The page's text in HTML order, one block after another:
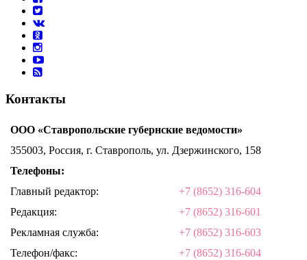
Контакты
ООО «Ставропольские губернские ведомости»
355003, Россия, г. Ставрополь, ул. Дзержинского, 158
Телефоны:
Главный редактор:
+7 (8652) 316-604
Редакция:
+7 (8652) 316-601
Рекламная служба:
+7 (8652) 316-603
Телефон/факс:
+7 (8652) 316-604